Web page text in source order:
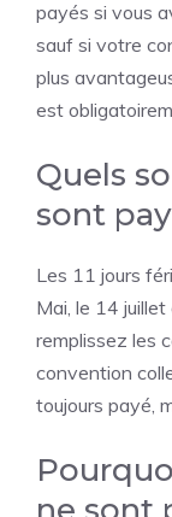
payés si vous
sauf si votre
plus
est
Quels
sont
Les 11 jours
Mai, le 14
remplissez les
convention
toujours payé,